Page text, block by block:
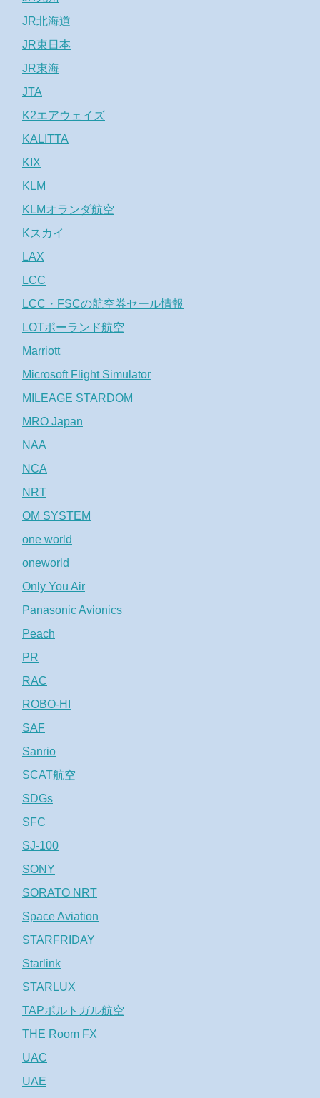
JR北海道
JR東日本
JR東海
JTA
K2エアウェイズ
KALITTA
KIX
KLM
KLMオランダ航空
Kスカイ
LAX
LCC
LCC・FSCの航空券セール情報
LOTポーランド航空
Marriott
Microsoft Flight Simulator
MILEAGE STARDOM
MRO Japan
NAA
NCA
NRT
OM SYSTEM
one world
oneworld
Only You Air
Panasonic Avionics
Peach
PR
RAC
ROBO-HI
SAF
Sanrio
SCAT航空
SDGs
SFC
SJ-100
SONY
SORATO NRT
Space Aviation
STARFRIDAY
Starlink
STARLUX
TAPポルトガル航空
THE Room FX
UAC
UAE